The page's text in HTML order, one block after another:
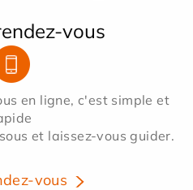
vous
en ligne, c'est simple et
et laissez-vous guider.
vous